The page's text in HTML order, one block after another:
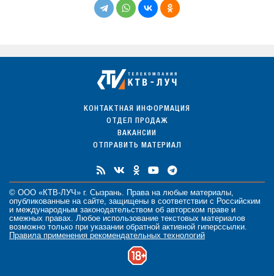
КОНТАКТНАЯ ИНФОРМАЦИЯ
ОТДЕЛ ПРОДАЖ
ВАКАНСИИ
ОТПРАВИТЬ МАТЕРИАЛ
© ООО «КТВ-ЛУЧ» г. Сызрань. Права на любые материалы
опубликованные на сайте, защищены в соответствии с Российским
и международным законодательством об авторском праве и
смежных правах. Любое использование текстовых материалов
возможно только при указании обратной активной гиперссылки.
Правила применения рекомендательных технологий